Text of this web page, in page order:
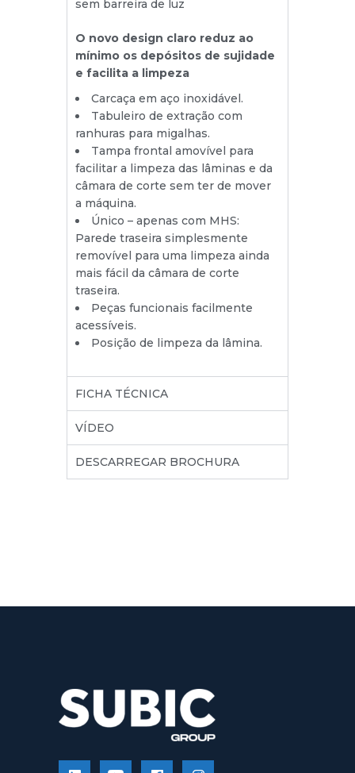
sem barreira de luz
O novo design claro reduz ao
mínimo os depósitos de sujidade
e facilita a limpeza
Carcaça em aço inoxidável.
Tabuleiro de extração com
ranhuras para migalhas.
Tampa frontal amovível para
facilitar a limpeza das lâminas e da
câmara de corte sem ter de mover
a máquina.
Único – apenas com MHS:
Parede traseira simplesmente
removível para uma limpeza ainda
mais fácil da câmara de corte
traseira.
Peças funcionais facilmente
acessíveis.
Posição de limpeza da lâmina.
FICHA TÉCNICA
VÍDEO
DESCARREGAR BROCHURA